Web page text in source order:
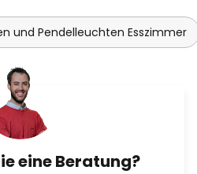
und Pendelleuchten Esszimmer
eine Beratung?